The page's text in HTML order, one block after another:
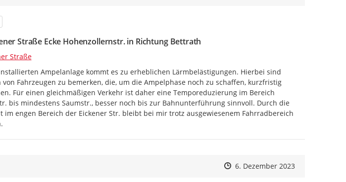
Straße Ecke Hohenzollernstr. in Richtung Bettrath
Straße
Ampelanlage kommt es zu erheblichen Lärmbelästigungen. Hierbei sind
Fahrzeugen zu bemerken, die, um die Ampelphase noch zu schaffen, kurzfristig
Für einen gleichmäßigen Verkehr ist daher eine Temporeduzierung im Bereich
bis mindestens Saumstr., besser noch bis zur Bahnunterführung sinnvoll. Durch die
im engen Bereich der Eickener Str. bleibt bei mir trotz ausgewiesenem Fahrradbereich
Zeitpunkt des Erstellens
Zeitpunkt des Erstellens
6. Dezember 2023Zur Äußerung